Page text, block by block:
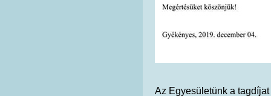
Az Egyesületünk a